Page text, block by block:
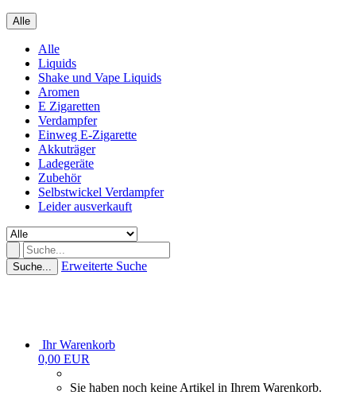
Alle
Alle
Liquids
Shake und Vape Liquids
Aromen
E Zigaretten
Verdampfer
Einweg E-Zigarette
Akkuträger
Ladegeräte
Zubehör
Selbstwickel Verdampfer
Leider ausverkauft
Suche... Erweiterte Suche
Ihr Warenkorb
0,00 EUR
Sie haben noch keine Artikel in Ihrem Warenkorb.